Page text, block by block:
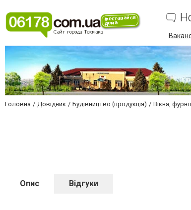
Головна Довідник Будівництво (продукція) Вікна,
Опис Відгуки